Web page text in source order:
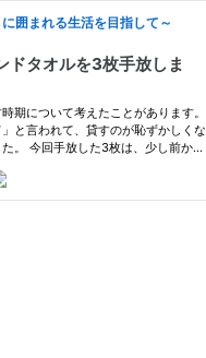
囲まれる生活を目指して～
ドタオルを3枚手放しま
期について考えたことがあります。
と言われて、貸すのが恥ずかしくな
。 今回手放した3枚は、少し前から
右側の枠が緑のハンドタオルは…